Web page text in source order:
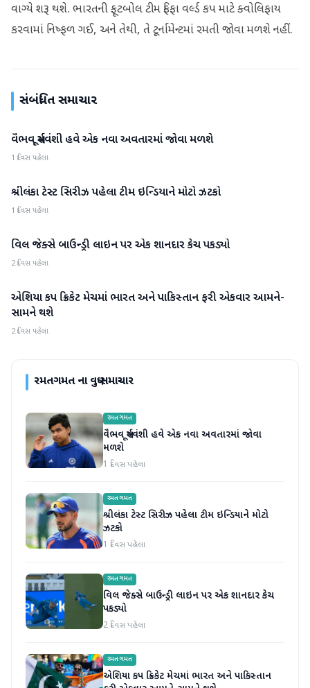
વાગ્યે શરૂ થશે. ભારતની ફૂટબોલ ટીમ ફિફા વર્લ્ડ કપ માટે ક્વોલિફાય
કરવામાં નિષ્ફળ ગઈ, અને તેથી, તે ટૂર્નામેન્ટમાં રમતી જોવા મળશે નહીં.
સંબંધિત સમાચાર
રમતગમત
વૈભવ સૂર્યવંશી હવે એક નવા અવતારમાં જોવા મળશે
1 દિવસ પહેલા
રમતગમત
શ્રીલંકા ટેસ્ટ સિરીઝ પહેલા ટીમ ઇન્ડિયાને મોટો ઝટકો
1 દિવસ પહેલા
રમતગમત
વિલ જેક્સે બાઉન્ડ્રી લાઇન પર એક શાનદાર કેચ પકડ્યો
2 દિવસ પહેલા
રમતગમત
એશિયા કપ ક્રિકેટ મેચમાં ભારત અને પાકિસ્તાન ફરી એકવાર આમને-
સામને થશે
2 દિવસ પહેલા
રમતગમતના વધુ સમાચાર
રમતગમત
વૈભવ સૂર્યવંશી હવે એક નવા અવતારમાં જોવા
મળશે
1 દિવસ પહેલા
રમતગમત
શ્રીલંકા ટેસ્ટ સિરીઝ પહેલા ટીમ ઇન્ડિયાને મોટો
ઝટકો
1 દિવસ પહેલા
રમતગમત
વિલ જેક્સે બાઉન્ડ્રી લાઇન પર એક શાનદાર કેચ
પકડ્યો
2 દિવસ પહેલા
રમતગમત
એશિયા કપ ક્રિકેટ મેચમાં ભારત અને પાકિસ્તાન